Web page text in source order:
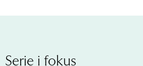
Serie i fokus